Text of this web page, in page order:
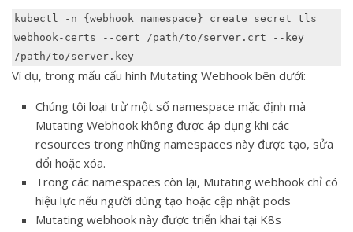
kubectl -n {webhook_namespace} create secret tls
webhook-certs --cert /path/to/server.crt --key
Ví dụ, trong mấu cấu hình Mutating Webhook bên dưới:
Chúng tôi loại trừ một số namespace mặc định mà
Mutating Webhook không được áp dụng khi các
resources trong những namespaces này được tạo, sửa
đổi hoặc xóa.
Trong các namespaces còn lại, Mutating webhook chỉ có
hiệu lực nếu người dùng tạo hoặc cập nhật pods
Mutating webhook này được triển khai tại K8s